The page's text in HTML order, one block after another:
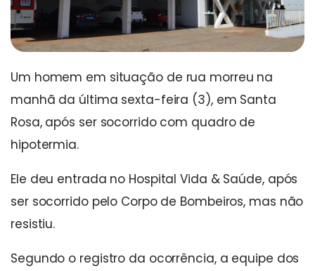
Um homem em situação de rua morreu na
manhã da última sexta-feira (3), em Santa
Rosa, após ser socorrido com quadro de
hipotermia.
Ele deu entrada no Hospital Vida & Saúde, após
ser socorrido pelo Corpo de Bombeiros, mas não
resistiu.
Segundo o registro da ocorrência, a equipe dos